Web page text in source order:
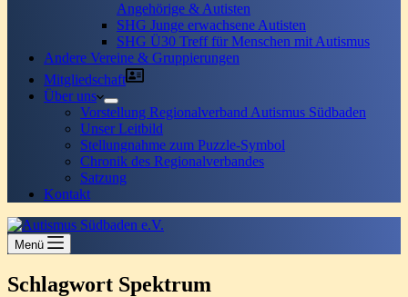
Angehörige & Autisten
SHG Junge erwachsene Autisten
SHG Ü30 Treff für Menschen mit Autismus
Andere Vereine & Gruppierungen
Mitgliedschaft
Über uns
Vorstellung Regionalverband Autismus Südbaden
Unser Leitbild
Stellungnahme zum Puzzle-Symbol
Chronik des Regionalverbandes
Satzung
Kontakt
Menü
Schlagwort Spektrum